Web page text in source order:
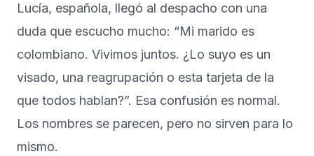
Lucía, española, llegó al despacho con una
duda que escucho mucho: “Mi marido es
colombiano. Vivimos juntos. ¿Lo suyo es un
visado, una reagrupación o esta tarjeta de la
que todos hablan?”. Esa confusión es normal.
Los nombres se parecen, pero no sirven para lo
mismo.